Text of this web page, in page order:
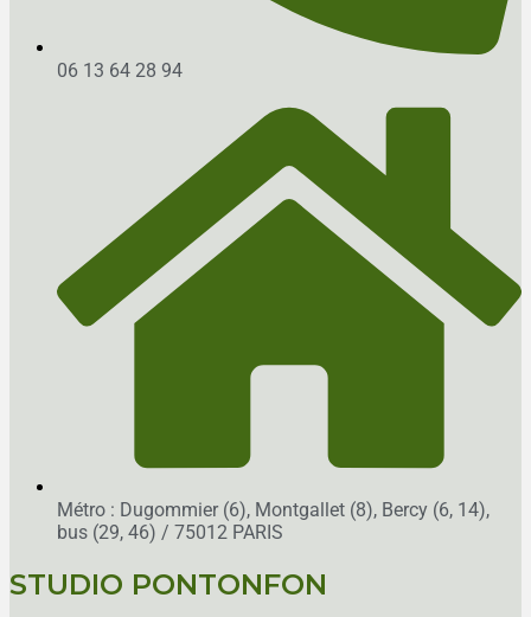
06 13 64 28 94
Métro : Dugommier (6), Montgallet (8), Bercy (6, 14),
bus (29, 46) / 75012 PARIS
STUDIO PONTONFON